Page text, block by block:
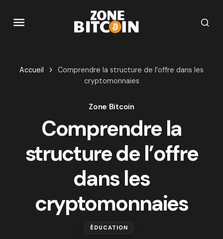
Accueil
Comprendre la structure de l’offre dans les
cryptomonnaies
Zone Bitcoin
Comprendre la
structure de l’offre
dans les
cryptomonnaies
ÉDUCATION